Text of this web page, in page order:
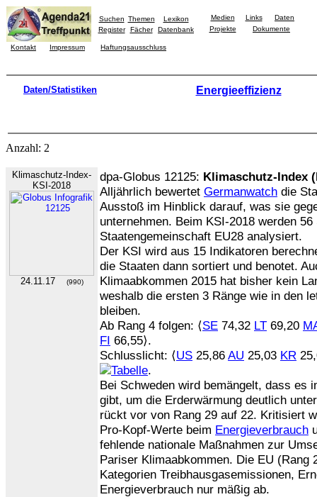
Suchen Themen
Lexikon
Register
Fächer Datenbank
Medien Links
Daten
Projekte
Dokumente
Kontakt Impressum Haftungsausschluss
Daten/Statistiken Energieeffizienz
Anzahl: 2
Klimaschutz-Index-
KSI-2018
24.11.17 (990)
dpa-Globus 12125: Klimaschutz-Index
Alljährlich bewertet Germanwatch die
Ausstoß im Hinblick darauf, was sie
unternehmen. Beim KSI-2018 werden
Staatengemeinschaft EU28 analysiert.
Der KSI wird aus 15 Indikatoren
die Staaten dann sortiert und benotet.
Klimaabkommen 2015 hat bisher kein
weshalb die ersten 3 Ränge wie in den
bleiben.
Ab Rang 4 folgen: ⟨SE 74,32 LT 69,20
FI 66,55⟩.
Schlusslicht: ⟨US 25,86 AU 25,03 KR
.
Bei Schweden wird bemängelt, dass es
gibt, um die Erderwärmung deutlich
rückt vor von Rang 29 auf 22. Kritisiert
Pro-Kopf-Werte beim Energieverbrauch
fehlende nationale Maßnahmen zur
Pariser Klimaabkommen. Die EU (Rang
Kategorien Treibhausgasemissionen,
Energieverbrauch nur mäßig ab.